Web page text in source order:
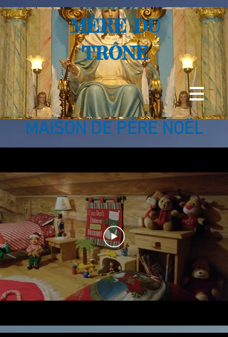
MÈRE DU
TRÔNE
MAISON DE PÈRE NOËL